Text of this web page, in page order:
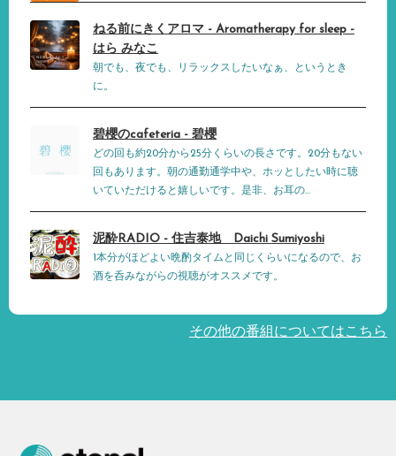
ねる前にきくアロマ - Aromatherapy for sleep -
はら みなこ
朝でも、夜でも、リラックスしたいなぁ、というとき
に。
碧櫻のcafeteria - 碧櫻
どの回も約20分から25分くらいの長さです。20分もない
回もあります。朝の通勤通学中や、ホッとしたい時に聴
いていただけると嬉しいです。是非、お耳の...
泥酔RADIO - 住吉泰地 Daichi Sumiyoshi
1本分がほどよい晩酌タイムと同じくらいになるので、お
酒を呑みながらの視聴がオススメです。
その他の番組についてはこちら